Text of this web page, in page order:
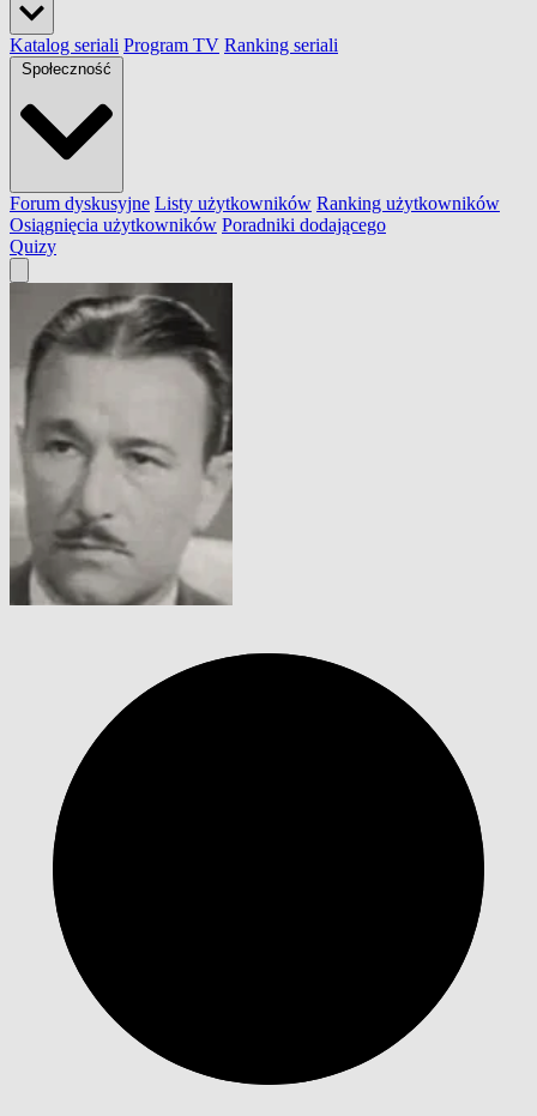
Katalog seriali Program TV Ranking seriali
Społeczność
Forum dyskusyjne Listy użytkowników Ranking użytkowników
Osiągnięcia użytkowników Poradniki dodającego
Quizy